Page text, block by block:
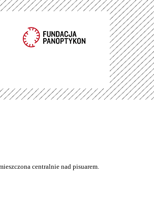
centralnie nad pisuarem.